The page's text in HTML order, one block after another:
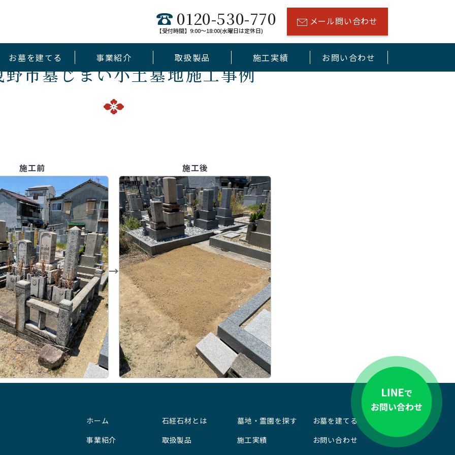
0120-530-770
【受付時間】9:00～18:00(水曜日は定休日)
メール問い合わせ
お墓を建てる 事業紹介 取扱製品
和墓
デザイン墓
未来墓
jewel
施工実績 お問い合わせ
野市墓じまい小土墓地施工事例
施工前
→
施工後
ホーム 石経石材とは 墓地・霊園を探す
お墓を建てる
事業紹介
取扱製品 施工実績
お問い合わせ